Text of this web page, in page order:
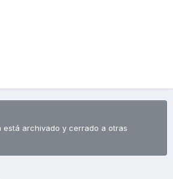
está archivado y cerrado a otras